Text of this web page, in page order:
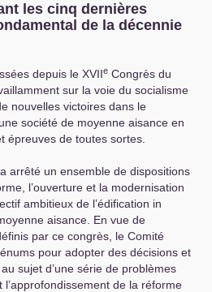
les cinq dernières
de la décennie
depuis le XVIIe Congrès du
sur la voie du socialisme
nouvelles victoires dans le
société de moyenne aisance en
épreuves de toutes sortes.
arrêté un ensemble de dispositions
l’ouverture et la modernisation
ambitieux de l’édification in
aisance. En vue de
par ce congrès, le Comité
pour adopter des décisions et
sujet d’une série de problèmes
l’approfondissement de la réforme